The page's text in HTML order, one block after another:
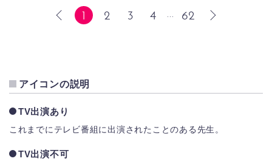
1 2 3 4 ... 62
アイコンの説明
TV出演あり
これまでにテレビ番組に出演されたことのある先生。
TV出演不可